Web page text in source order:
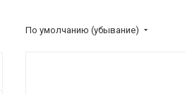
По умолчанию (убывание)